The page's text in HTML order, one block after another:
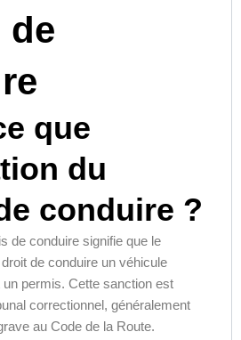
de
que
du
conduire ?
de conduire signifie que le
de conduire un véhicule
permis. Cette sanction est
correctionnel, généralement
au Code de la Route.